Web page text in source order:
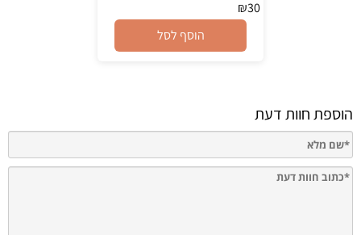
₪30
הוסף לסל
הוספת חוות דעת